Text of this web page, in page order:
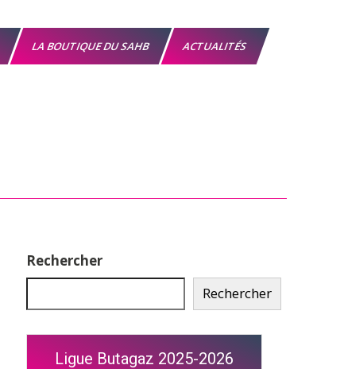
LA BOUTIQUE DU SAHB ACTUALITÉS
Rechercher
Rechercher
Ligue Butagaz 2025-2026